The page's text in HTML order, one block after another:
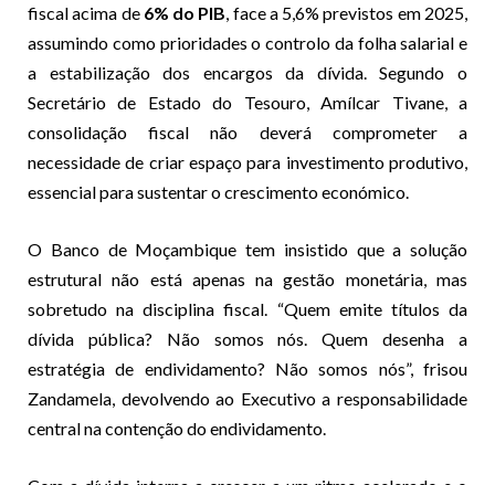
fiscal acima de 6% do PIB, face a 5,6% previstos em 2025,
assumindo como prioridades o controlo da folha salarial e
a estabilização dos encargos da dívida. Segundo o
Secretário de Estado do Tesouro, Amílcar Tivane, a
consolidação fiscal não deverá comprometer a
necessidade de criar espaço para investimento produtivo,
essencial para sustentar o crescimento económico.
O Banco de Moçambique tem insistido que a solução
estrutural não está apenas na gestão monetária, mas
sobretudo na disciplina fiscal. “Quem emite títulos da
dívida pública? Não somos nós. Quem desenha a
estratégia de endividamento? Não somos nós”, frisou
Zandamela, devolvendo ao Executivo a responsabilidade
central na contenção do endividamento.